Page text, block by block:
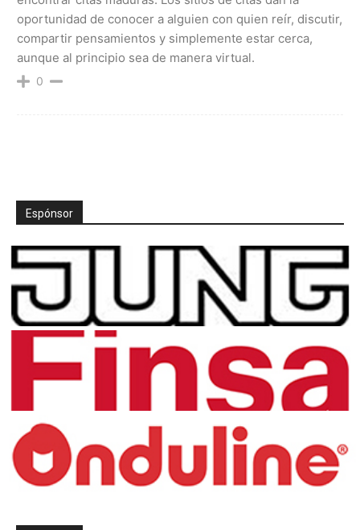
oportunidad de conocer a alguien con quien reír, discutir,
compartir pensamientos y simplemente estar cerca,
aunque al principio sea de manera virtual.
0
Espónsor